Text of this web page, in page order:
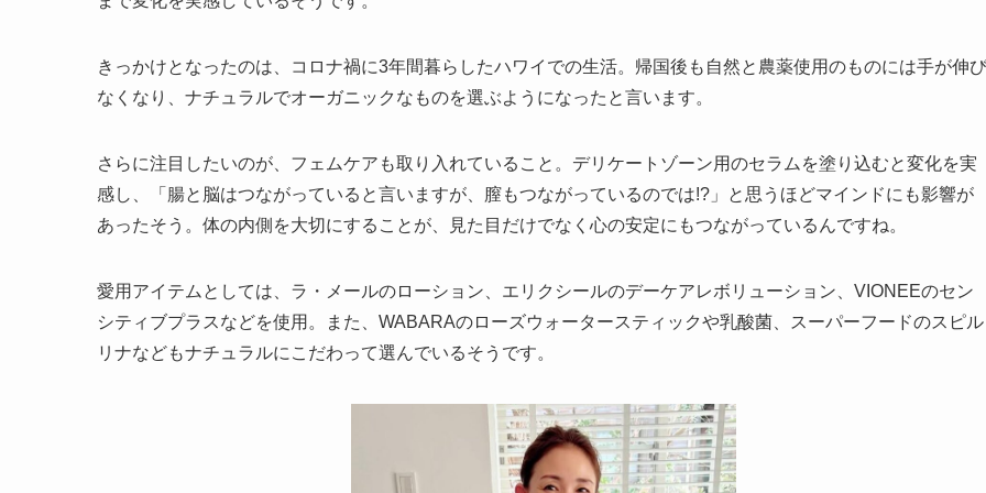
きっかけとなったのは、コロナ禍に3年間暮らしたハワイでの生活。帰国後も自然と農薬使用のものには手が伸び
なくなり、ナチュラルでオーガニックなものを選ぶようになったと言います。
さらに注目したいのが、フェムケアも取り入れていること。デリケートゾーン用のセラムを塗り込むと変化を実
感し、「腸と脳はつながっていると言いますが、膣もつながっているのでは!?」と思うほどマインドにも影響が
あったそう。体の内側を大切にすることが、見た目だけでなく心の安定にもつながっているんですね。
愛用アイテムとしては、ラ・メールのローション、エリクシールのデーケアレボリューション、VIONEEのセン
シティブプラスなどを使用。また、WABARAのローズウォータースティックや乳酸菌、スーパーフードのスピル
リナなどもナチュラルにこだわって選んでいるそうです。